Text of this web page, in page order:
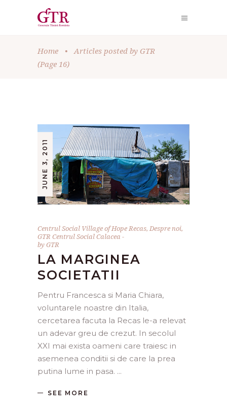
Home •
Articles posted by GTR
(Page 16)
JUNE 3, 2011
Centrul Social Village of Hope Recas, Despre noi,
GTR Centrul Social Calacea
byGTR
LA MARGINEA
SOCIETATII
Pentru Francesca si Maria Chiara,
voluntarele noastre din Italia,
cercetarea facuta la Recas le-a relevat
un adevar greu de crezut. In secolul
XXI mai exista oameni care traiesc in
asemenea conditii si de care la prea
putina lume in pasa.
SEE MORE